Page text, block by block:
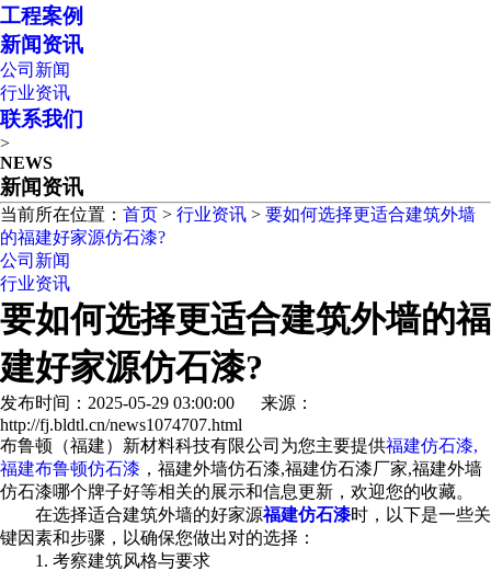
工程案例
新闻资讯
公司新闻
行业资讯
联系我们
>
NEWS
新闻资讯
当前所在位置： 首页 > 行业资讯 > 要如何选择更适合建筑外墙
的福建好家源仿石漆?
公司新闻
行业资讯
要如何选择更适合建筑外墙的福
建好家源仿石漆?
发布时间：2025-05-29 03:00:00 来源：
http://fj.bldtl.cn/news1074707.html
布鲁顿（福建）新材料科技有限公司为您主要提供福建仿石漆,
福建布鲁顿仿石漆 ，福建外墙仿石漆,福建仿石漆厂家,福建外墙
仿石漆哪个牌子好等相关的展示和信息更新，欢迎您的收藏。
在选择适合建筑外墙的好家源福建仿石漆时，以下是一些关
键因素和步骤，以确保您做出对的选择：
1. 考察建筑风格与要求